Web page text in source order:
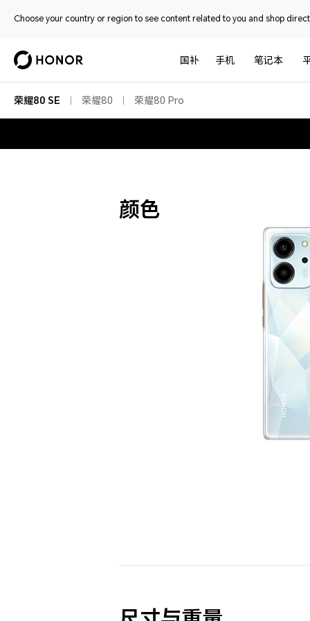
Choose your country or region to see content related to you and shop
国补 手机 笔记本
荣耀80 SE 荣耀80 荣耀80 Pro
颜色